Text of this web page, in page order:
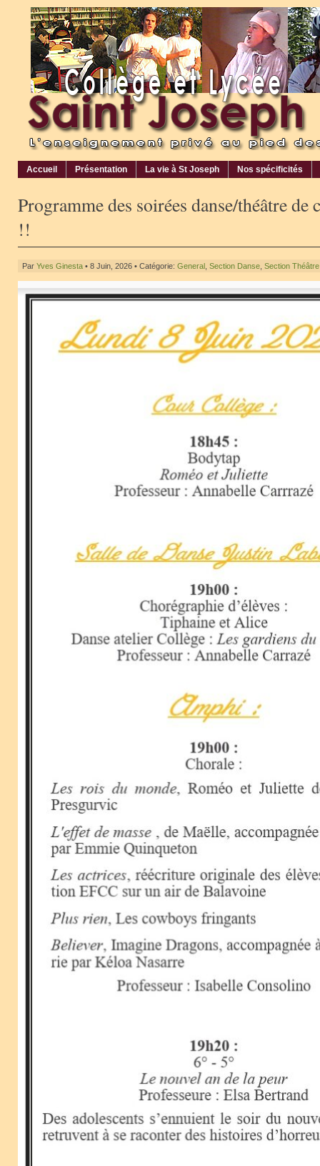
Accueil Présentation La vie à St Joseph Nos spécificités
Programme des soirées danse/théâtre de
!!
Par Yves Ginesta • 8 Juin, 2026 • Catégorie: General Section Danse Section Théâtre